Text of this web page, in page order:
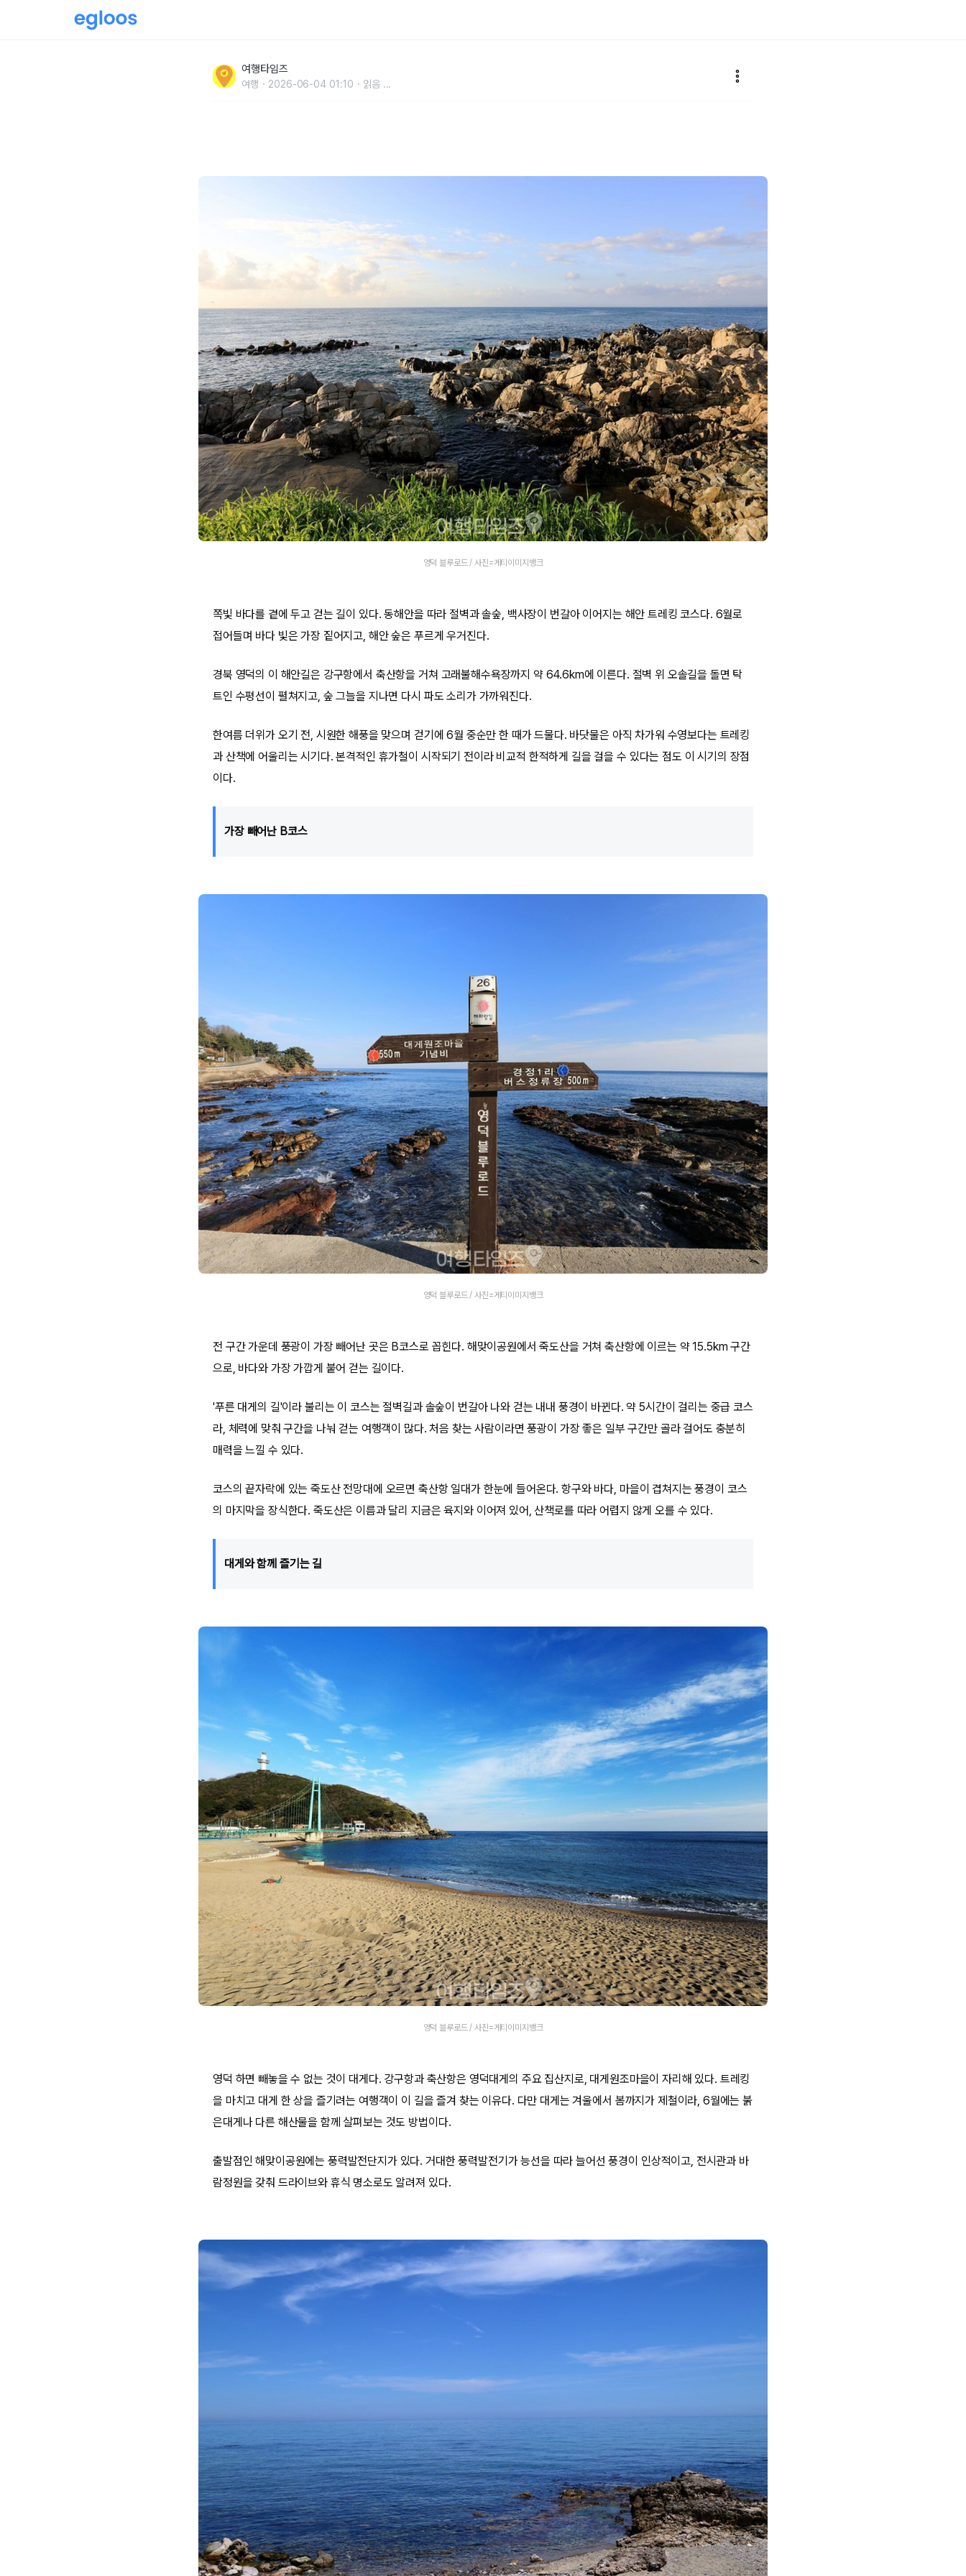
여행타임즈
여행 2026-06-04 01:10 읽음 ...
영덕 블루로드 / 사진=게티이미지뱅크
쪽빛 바다를 곁에 두고 걷는 길이 있다. 동해안을 따라 절벽과 솔숲, 백사장이 번갈아 이어지는 해안 트레킹 코스다. 6월로
접어들며 바다 빛은 가장 짙어지고, 해안 숲은 푸르게 우거진다.
경북 영덕의 이 해안길은 강구항에서 축산항을 거쳐 고래불해수욕장까지 약 64.6km에 이른다. 절벽 위 오솔길을 돌면 탁
트인 수평선이 펼쳐지고, 숲 그늘을 지나면 다시 파도 소리가 가까워진다.
한여름 더위가 오기 전, 시원한 해풍을 맞으며 걷기에 6월 중순만 한 때가 드물다. 바닷물은 아직 차가워 수영보다는 트레킹
과 산책에 어울리는 시기다. 본격적인 휴가철이 시작되기 전이라 비교적 한적하게 길을 걸을 수 있다는 점도 이 시기의 장점
이다.
가장 빼어난 B코스
영덕 블루로드 / 사진=게티이미지뱅크
전 구간 가운데 풍광이 가장 빼어난 곳은 B코스로 꼽힌다. 해맞이공원에서 죽도산을 거쳐 축산항에 이르는 약 15.5km 구간
으로, 바다와 가장 가깝게 붙어 걷는 길이다.
'푸른 대게의 길'이라 불리는 이 코스는 절벽길과 솔숲이 번갈아 나와 걷는 내내 풍경이 바뀐다. 약 5시간이 걸리는 중급 코스
라, 체력에 맞춰 구간을 나눠 걷는 여행객이 많다. 처음 찾는 사람이라면 풍광이 가장 좋은 일부 구간만 골라 걸어도 충분히
매력을 느낄 수 있다.
코스의 끝자락에 있는 죽도산 전망대에 오르면 축산항 일대가 한눈에 들어온다. 항구와 바다, 마을이 겹쳐지는 풍경이 코스
의 마지막을 장식한다. 죽도산은 이름과 달리 지금은 육지와 이어져 있어, 산책로를 따라 어렵지 않게 오를 수 있다.
대게와 함께 즐기는 길
영덕 블루로드 / 사진=게티이미지뱅크
영덕 하면 빼놓을 수 없는 것이 대게다. 강구항과 축산항은 영덕대게의 주요 집산지로, 대게원조마을이 자리해 있다. 트레킹
을 마치고 대게 한 상을 즐기려는 여행객이 이 길을 즐겨 찾는 이유다. 다만 대게는 겨울에서 봄까지가 제철이라, 6월에는 붉
은대게나 다른 해산물을 함께 살펴보는 것도 방법이다.
출발점인 해맞이공원에는 풍력발전단지가 있다. 거대한 풍력발전기가 능선을 따라 늘어선 풍경이 인상적이고, 전시관과 바
람정원을 갖춰 드라이브와 휴식 명소로도 알려져 있다.